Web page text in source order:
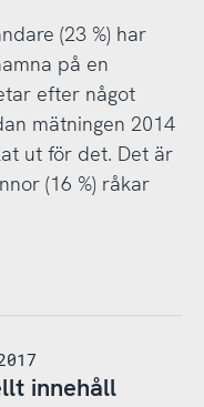
(23 %) har
på en
efter något
mätningen 2014
ut för det. Det är
(16 %) råkar
innehåll